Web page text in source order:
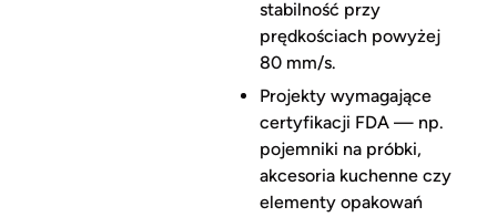
stabilność przy
prędkościach powyżej
80 mm/s.
Projekty wymagające
certyfikacji FDA — np.
pojemniki na próbki,
akcesoria kuchenne czy
elementy opakowań